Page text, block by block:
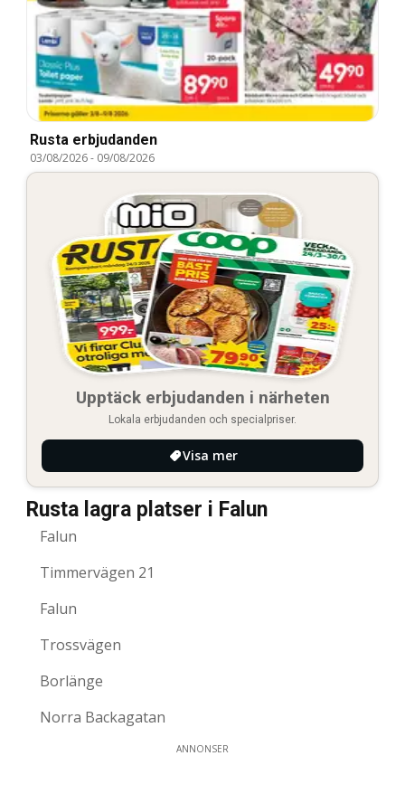
Rusta erbjudanden
03/08/2026- 09/08/2026
Upptäck erbjudanden i närheten
Lokala erbjudanden och specialpriser.
Visa mer
Rusta lagra platser i Falun
Falun
Timmervägen 21
Falun
Trossvägen
Borlänge
Norra Backagatan
ANNONSER